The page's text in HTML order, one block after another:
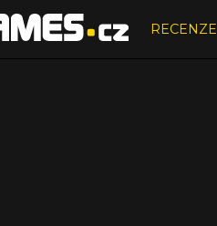
RECENZE